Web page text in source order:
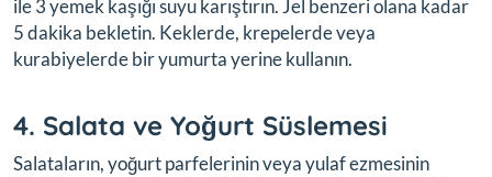
ile 3 yemek kaşığı suyu karıştırın. Jel benzeri olana kadar
5 dakika bekletin. Keklerde, krepelerde veya
kurabiyelerde bir yumurta yerine kullanın.
4. Salata ve Yoğurt Süslemesi
Salataların, yoğurt parfelerinin veya yulaf ezmesinin